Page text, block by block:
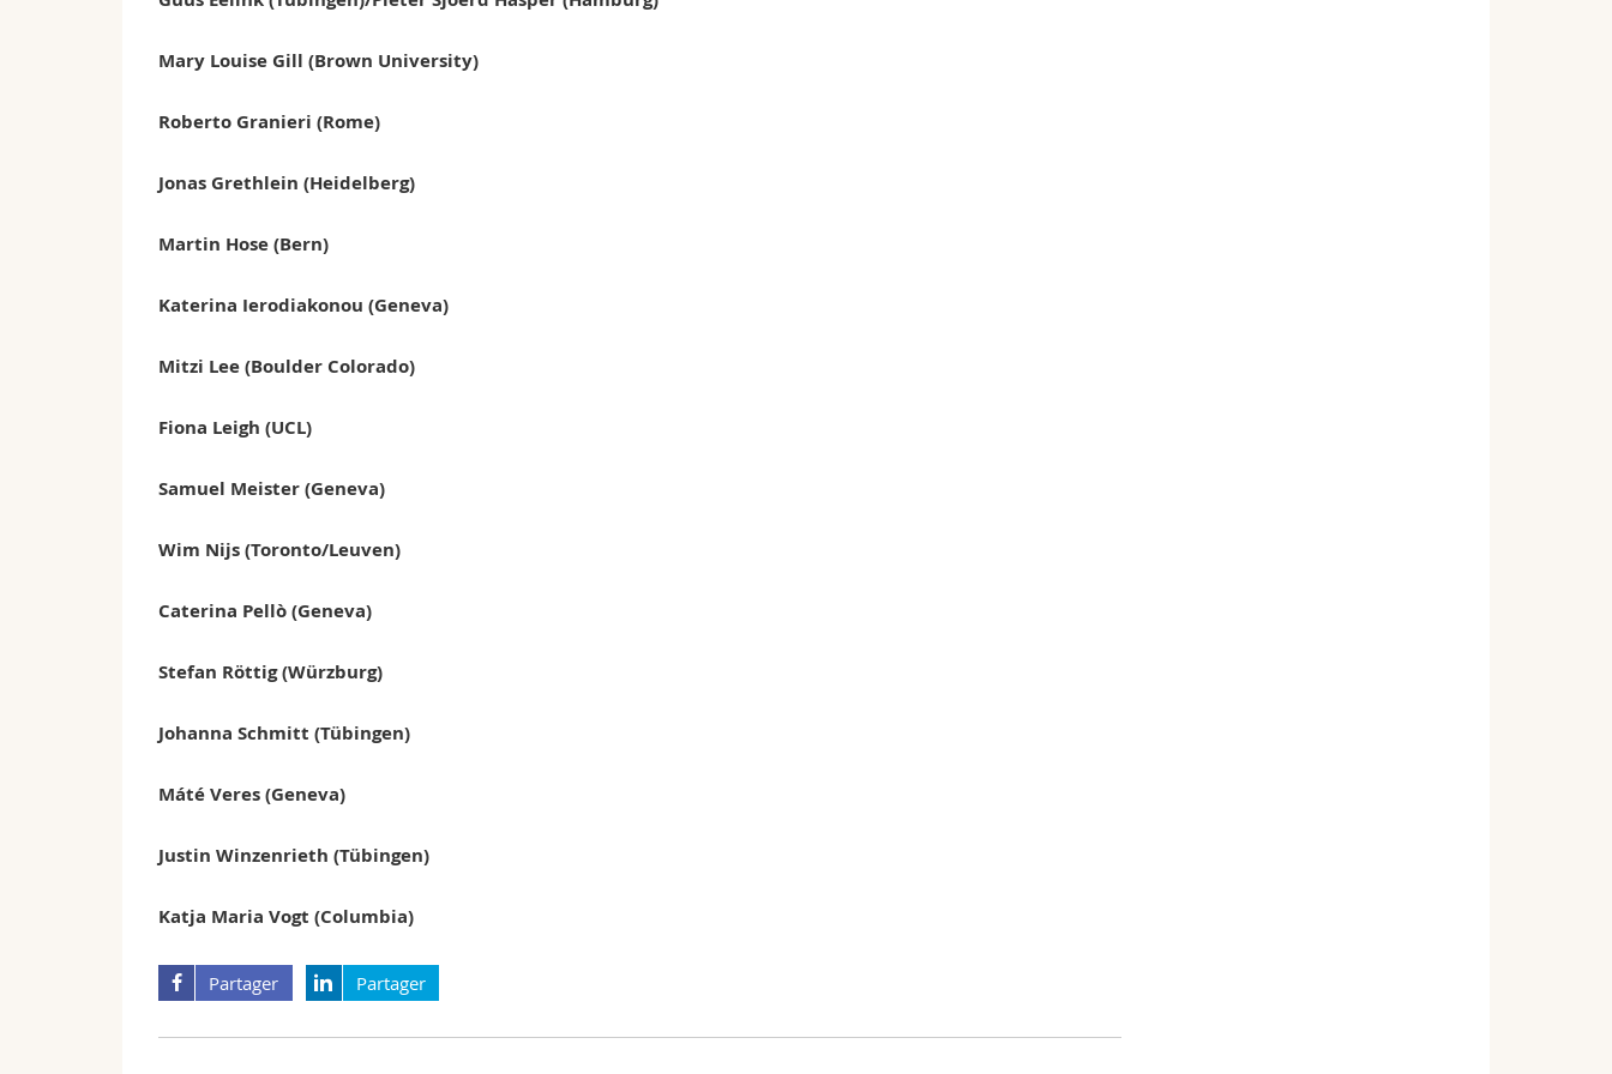
Mary Louise Gill (Brown University)
Roberto Granieri (Rome)
Jonas Grethlein (Heidelberg)
Martin Hose (Bern)
Katerina Ierodiakonou (Geneva)
Mitzi Lee (Boulder Colorado)
Fiona Leigh (UCL)
Samuel Meister (Geneva)
Wim Nijs (Toronto/Leuven)
Caterina Pellò (Geneva)
Stefan Röttig (Würzburg)
Johanna Schmitt (Tübingen)
Máté Veres (Geneva)
Justin Winzenrieth (Tübingen)
Katja Maria Vogt (Columbia)
Partager Partager